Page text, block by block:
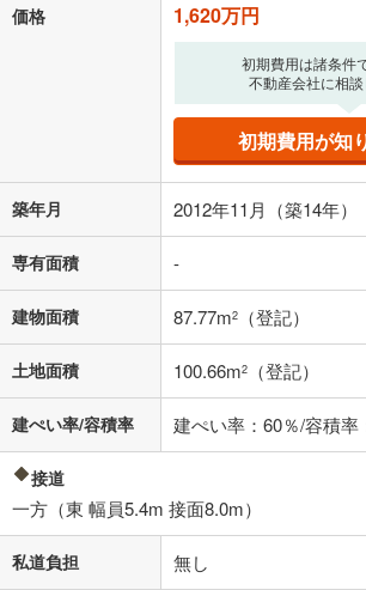
上、ご自身での入力をお願いいたします。初期設
る値は、実際の金融機関等における貸出金利とは
の金融機関等における貸出金利を何ら保証するも
済方法「元利均等返済」にて算出しております。
適用した場合の計算結果を表示しています。
その他月額費用や、初期費用がかかります。ご注
借り入れの際は各金融機関等に、必ずご自身でご
す。
条件によってお借り入れができないことがあります
不動産会社に購入相談をす
閉じる
価格 1,620万円
初期費用は諸条件
不動産会社に相
初期費用が知
築年月 2012年11月（築14年）
専有面積 -
建物面積 87.77m2 （登記）
土地面積 100.66m2 （登記）
建ぺい率/容積率 建ぺい率：60％/容積率
接道
一方（東 幅員5.4m 接面8.0m）
私道負担 無し